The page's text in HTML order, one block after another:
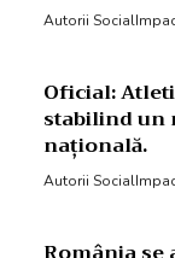
Autorii
Oficial:
stabilind un
națională.
Autorii